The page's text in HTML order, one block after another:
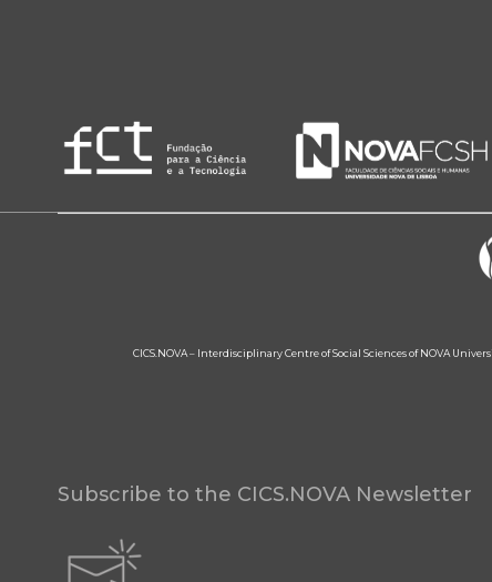
CICS.NOVA – Interdisciplinary Centre of Social Sciences of NOVA
Subscribe to the CICS.NOVA Newsletter